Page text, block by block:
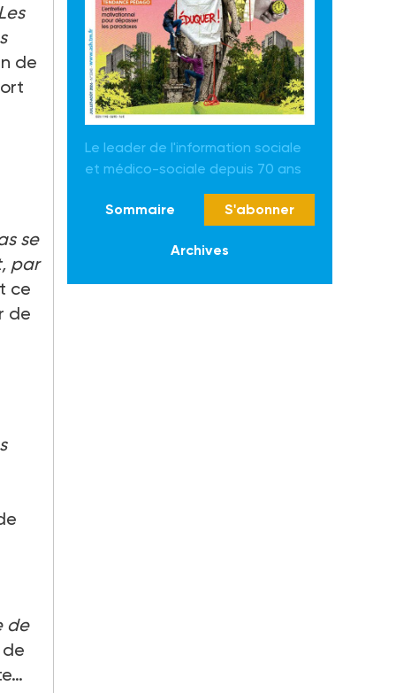
de
se
par
ce
de
de
Le leader de l'information sociale
et médico-sociale depuis 70 ans
Sommaire S'abonner
Archives